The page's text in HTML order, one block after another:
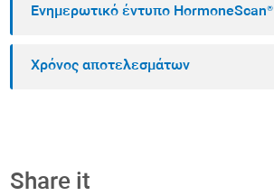
Ενημερωτικό έντυπο HormoneScan®
Χρόνος αποτελεσμάτων
Share it